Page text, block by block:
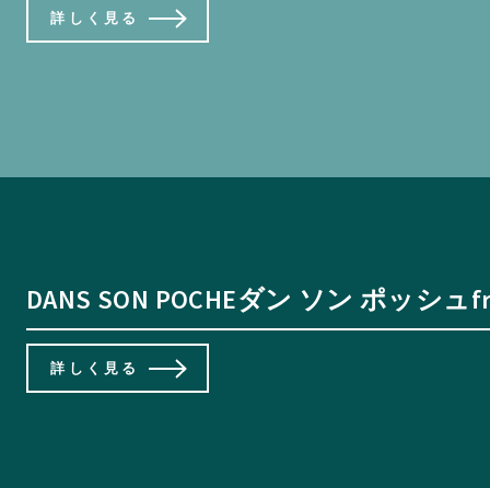
詳しく見る
DANS SON POCHEダン ソン ポッシ
詳しく見る